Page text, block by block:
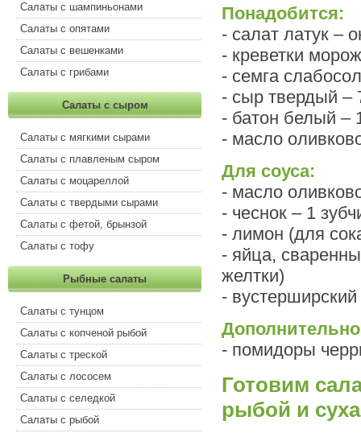
Салаты с шампиньонами
Салаты с опятами
Салаты с вешенками
Салаты с грибами
Салаты с сыром
Салаты с мягкими сырами
Салаты с плавленым сыром
Салаты с моцареллой
Салаты с твердыми сырами
Салаты с фетой, брынзой
Салаты с тофу
Рыбные салаты
Салаты с тунцом
Салаты с копченой рыбой
Салаты с треской
Салаты с лососем
Салаты с селедкой
Салаты с рыбой
Понадобится:
- салат латук –
- креветки
- семга
- сыр твердый –
- батон белый –
- масло
Для соуса:
- масло
- чеснок – 1
- лимон (для
- яйца,
желтки)
-
- помидоры
Готовим
рыбой и